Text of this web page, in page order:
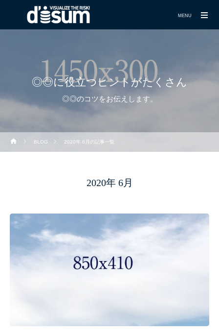
◎◎に役立つヒントがたくさん
◎◎のコツをお伝えします。
BLOG 2020年 6月の記事一覧
2020年 6月
MENU